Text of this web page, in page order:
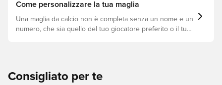
Come personalizzare la tua maglia
Una maglia da calcio non è completa senza un nome e un
numero, che sia quello del tuo giocatore preferito o il tuo.
Consigliato per te